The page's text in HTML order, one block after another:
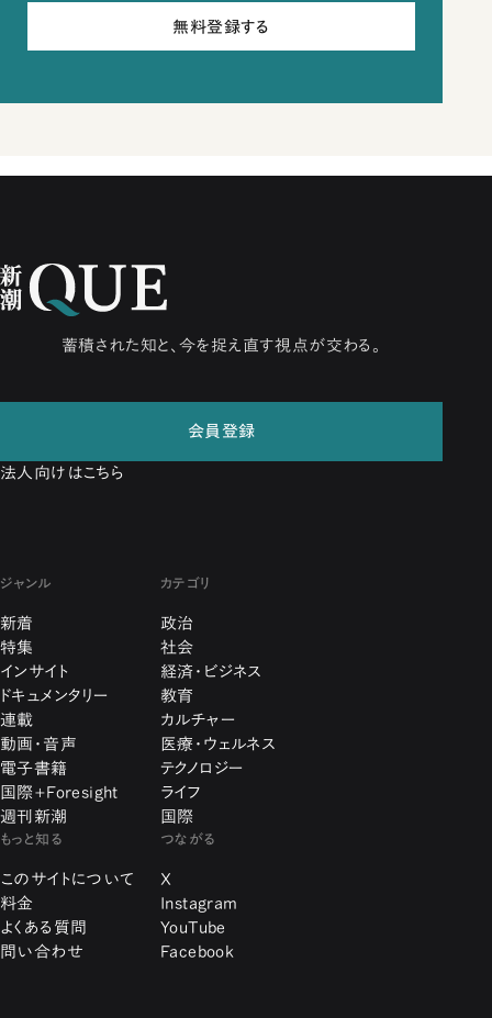
無料登録する
蓄積された知と、今を捉え直す視点が交わる。
会員登録
法人向けはこちら
ジャンル
新着
特集
インサイト
ドキュメンタリー
連載
動画・音声
電子書籍
国際+Foresight
週刊新潮
カテゴリ
政治
社会
経済・ビジネス
教育
カルチャー
医療・ウェルネス
テクノロジー
ライフ
国際
もっと知る
このサイトについて
料金
よくある質問
問い合わせ
つながる
X
Instagram
YouTube
Facebook